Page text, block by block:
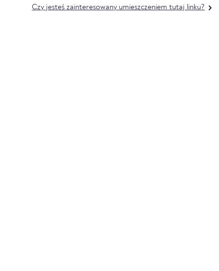
Czy jesteś zainteresowany umieszczeniem tutaj linku?